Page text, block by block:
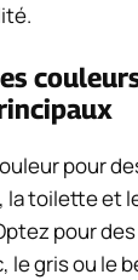
pour
la toilette et
pour
le gris ou le